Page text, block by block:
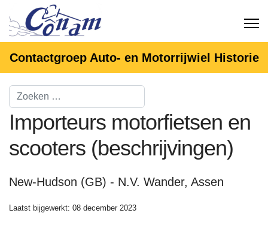
Contactgroep Auto- en Motorrijwiel Historie
Importeurs motorfietsen en
scooters (beschrijvingen)
New-Hudson (GB) - N.V. Wander, Assen
Laatst bijgewerkt: 08 december 2023